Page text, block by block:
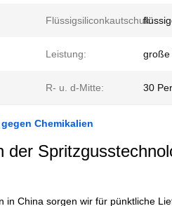
Flüssigsiliconkautschuk:
Leistung: große
R- u. d-Mitte: 30
Chemikalien
der
China sorgen wir für pünktliche